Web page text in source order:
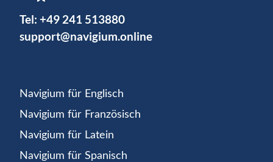
Tel: +49 241 513880
support@navigium.online
Navigium für Englisch
Navigium für Französisch
Navigium für Latein
Navigium für Spanisch